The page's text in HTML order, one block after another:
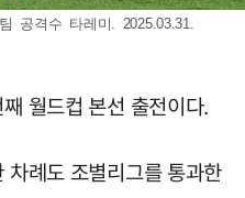
공격수 타레미. 2025.03.31.
월드컵 본선 출전이다.
례도 조별리그를 통과한